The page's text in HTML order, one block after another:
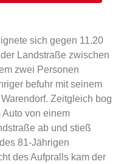
sich gegen 11.20
Landstraße zwischen
zwei Personen
befuhr mit seinem
Zeitgleich bog
von einem
ab und stieß
81-Jährigen
des Aufpralls kam der